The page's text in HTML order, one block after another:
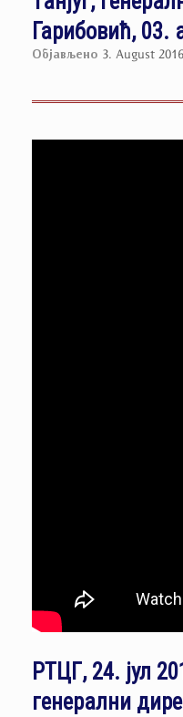
Гарибовић, 03.
Објављено 3. August
РТЦГ, 24. јул
генерални